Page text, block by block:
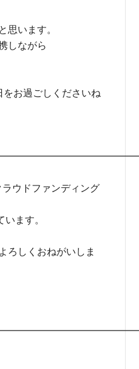
思います。
しながら
お過ごしくださいね
ウドファンディング
ます。
ろしくおねがいしま